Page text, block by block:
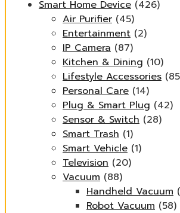
Smart Home Device (426)
Air Purifier (45)
Entertainment (2)
IP Camera (87)
Kitchen & Dining (10)
Lifestyle Accessories
Personal Care (14)
Plug & Smart Plug (42)
Sensor & Switch (28)
Smart Trash (1)
Smart Vehicle (1)
Television (20)
Vacuum (88)
Handheld Vacuum
Robot Vacuum (58)